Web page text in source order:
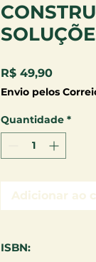
R$ 49,90Preço
Envio pelos
Quantidade *
Adicionar ao
ISBN: